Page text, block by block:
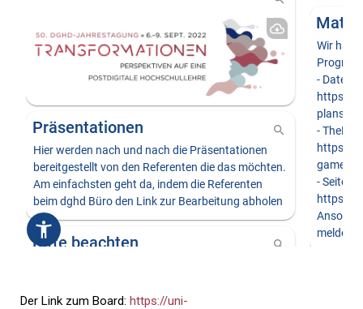
Der Link zum Board: https://uni-